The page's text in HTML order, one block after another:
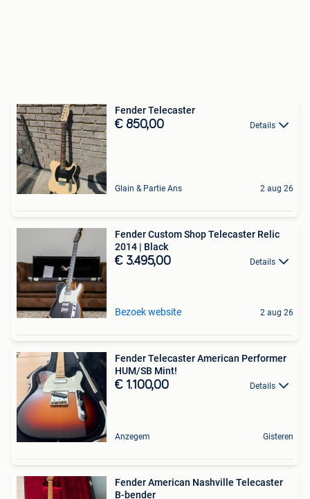
Fender Telecaster
€ 850,00 Details
Glain & Partie Ans 2 aug 26
Fender Custom Shop Telecaster Relic
2014 | Black
€ 3.495,00 Details
Bezoek website 2 aug 26
Fender Telecaster American Performer
HUM/SB Mint!
€ 1.100,00 Details
Anzegem Gisteren
Fender American Nashville Telecaster
B-bender